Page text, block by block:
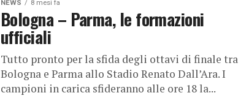
NEWS 8 mesi fa
Bologna – Parma, le formazioni
ufficiali
Tutto pronto per la sfida degli ottavi di finale tra
Bologna e Parma allo Stadio Renato Dall’Ara. I
campioni in carica sfideranno alle ore 18 la...